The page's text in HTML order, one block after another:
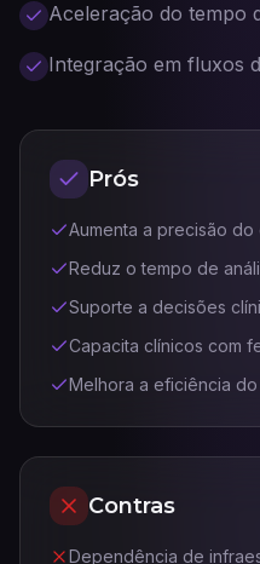
Aceleração do tempo
Integração em fluxos
Prós
Aumenta a precisão do
Reduz o tempo de
Suporte a decisões
Capacita clínicos com
Melhora a eficiência
Contras
Dependência de